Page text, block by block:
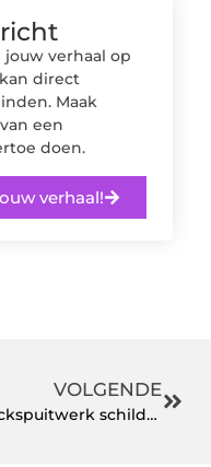
verhaal op
direct
Maak
een
doen.
verhaal!
VOLGENDE
Spackspuitwerk schilderen en voorbereiding